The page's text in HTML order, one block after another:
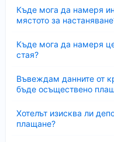
Къде мога да намеря
мястото за
Къде мога да намеря
стая?
Въвеждам данните от
бъде осъществено
Хотелът изисква ли
плащане?